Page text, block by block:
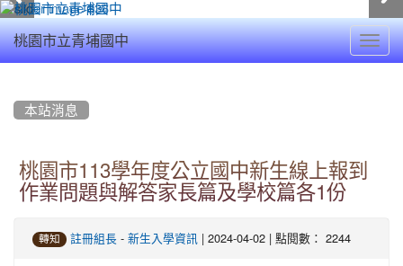
桃園市立青埔國中
本站消息
桃園市113學年度公立國中新生線上報到
作業問題與解答家長篇及學校篇各1份
轉知 註冊組長 - 新生入學資訊 | 2024-04-02 | 點閱數： 2244